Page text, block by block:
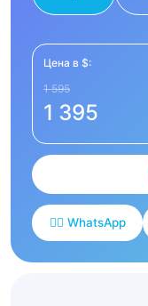
Цена в $:
1 595
1 395
✍🏻 WhatsApp